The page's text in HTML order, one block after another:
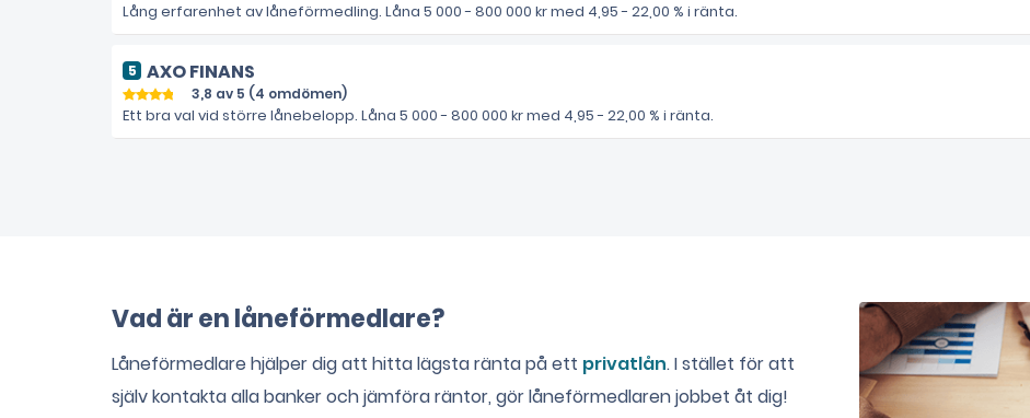
Lång erfarenhet av låneförmedling. Låna 5 000 - 800 000 kr med 4,95 - 22,00 % i ränta.
AXO FINANS
3,8 av 5 (4 omdömen)
Ett bra val vid större lånebelopp. Låna 5 000 - 800 000 kr med 4,95 - 22,00 % i ränta.
Vad är en låneförmedlare?
Låneförmedlare hjälper dig att hitta lägsta ränta på ett privatlån. I stället för att
själv kontakta alla banker och jämföra räntor, gör låneförmedlaren jobbet åt dig!